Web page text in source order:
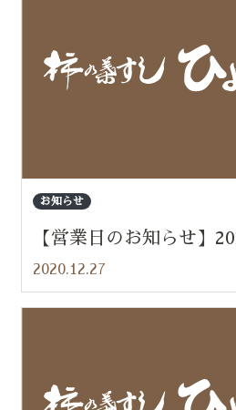
お知らせ
【営業日のお知らせ】
2020.12.27